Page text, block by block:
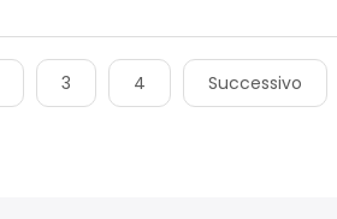
3 4 Successivo